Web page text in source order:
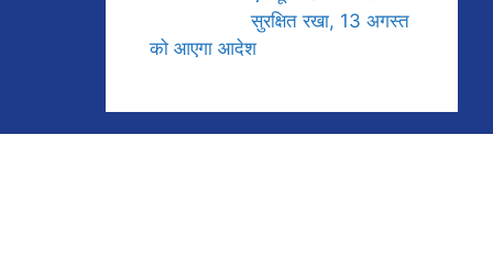
सुरक्षित रखा, 13 अगस्त
को आएगा आदेश